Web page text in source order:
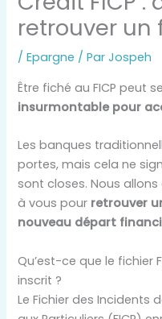
retrouver
/Epargne / ParJospeh
Être fiché au FICP peut
insurmontable pour
Les banques
portes, mais cela ne
sont closes. Nous
à vous pour retrouver
nouveau départ
Qu’est-ce que le fichier
inscrit ?
Le Fichier des Incidents